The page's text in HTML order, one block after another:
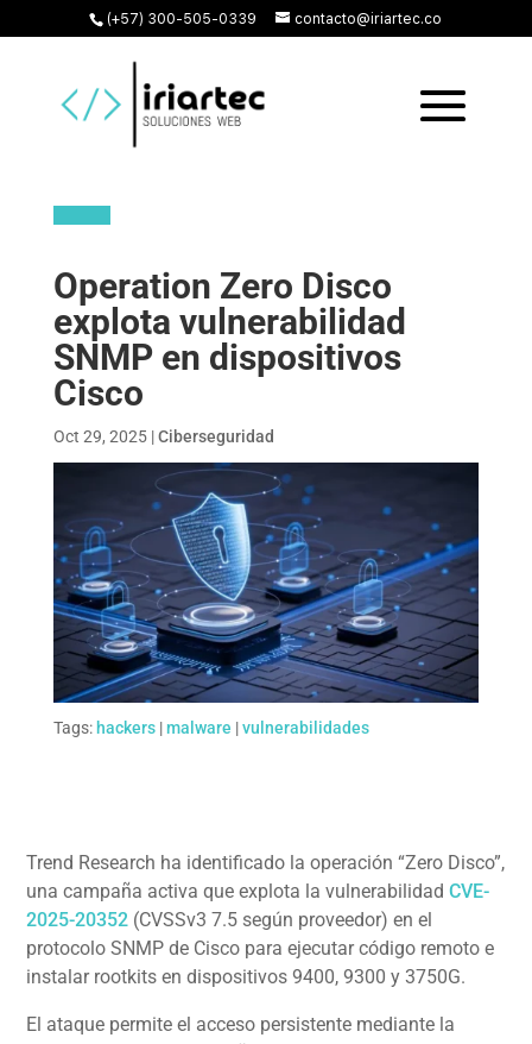
(+57) 300-505-0339 contacto@iriartec.co
Operation Zero Disco
explota vulnerabilidad
SNMP en dispositivos
Cisco
Oct 29, 2025|Ciberseguridad
Tags:hackers|malware |vulnerabilidades
Trend Research ha identificado la operación “Zero Disco”,
una campaña activa que explota la vulnerabilidadCVE-
2025-20352 (CVSSv3 7.5 según proveedor) en el
protocolo SNMP de Cisco para ejecutar código remoto e
instalar rootkits en dispositivos 9400, 9300 y 3750G.
El ataque permite el acceso persistente mediante la